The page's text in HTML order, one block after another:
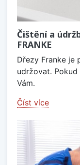
Čištění a
FRANKE
Dřezy Franke je
udržovat.
Vám.
Číst více